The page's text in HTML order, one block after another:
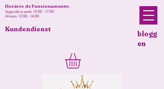
blogg
en
Horário de Funcionamento:
Segunda a sexta 10:00 - 17:00
Almoço 13:00 - 14:00
Kundendienst